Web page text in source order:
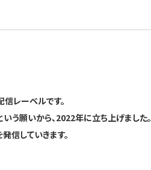
レーベルです。
う願いから、2022年に立ち上げました。
信していきます。